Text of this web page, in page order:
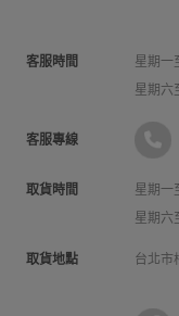
客服時間
星期一
星期六
客服專線
取貨時間
星期一
星期六
取貨地點 台北市